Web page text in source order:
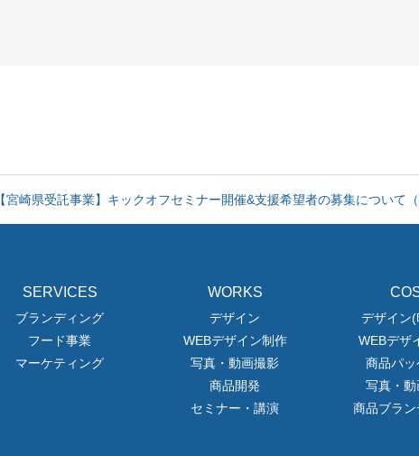
【宮崎県受託事業】キックオフセミナー開催&支援希望者の募集について
キックオフセミナー開催&支援希望者募集に関する専用ページを設置しまし
【宮崎県受託事業】キックオフセミナー開催&支援希望者の募集について
「運つつみ」に関するお詫びとお知らせ
SERVICES
ブランディング
フード事業
マーケティング
WORKS
デザイン
WEBデザイン制作
写真・動画撮影
商品開発
セミナー・講演
デザイン(
WEBデザ
商品パッ
写真・
商品ブラ